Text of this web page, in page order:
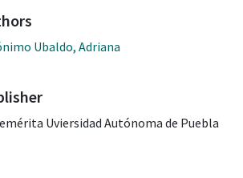
Ubaldo, Adriana
Uviersidad Autónoma de Puebla